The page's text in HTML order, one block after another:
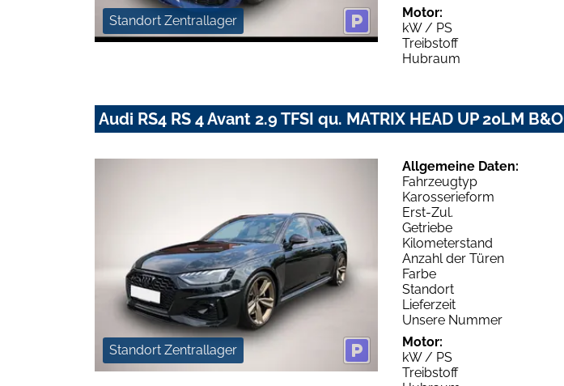
Standort Zentrallager
Motor:
kW / PS
Treibstoff
Hubraum
Audi RS4 RS 4 Avant 2.9 TFSI qu. MATRIX HEAD UP 20LM B&O
Standort Zentrallager
Allgemeine Daten:
Fahrzeugtyp
Karosserieform
Erst-Zul.
Getriebe
Kilometerstand
Anzahl der Türen
Farbe
Standort
Lieferzeit
Unsere Nummer
Motor:
kW / PS
Treibstoff